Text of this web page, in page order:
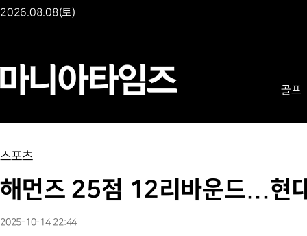
2026.08.08(토)
골프
스포츠
해먼즈 25점 12리바운드...현
2025-10-14 22:44